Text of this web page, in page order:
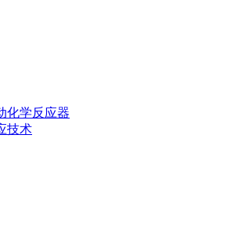
化学反应器
技术